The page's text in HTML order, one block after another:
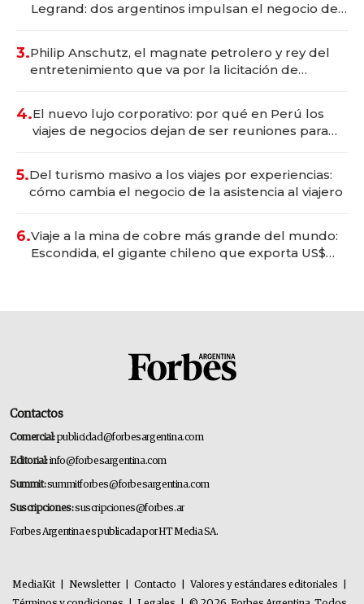
Legrand: dos argentinos impulsan el negocio del
3.Philip Anschutz, el magnate petrolero y rey del
entretenimiento que va por la licitación de
4.El nuevo lujo corporativo: por qué en Perú los
viajes de negocios dejan de ser reuniones para
5.Del turismo masivo a los viajes por experiencias:
cómo cambia el negocio de la asistencia al viajero
6.Viaje a la mina de cobre más grande del mundo:
Escondida, el gigante chileno que exporta US$
Contactos
Comercial:publicidad@forbesargentina.com
Editorial:info@forbesargentina.com
Summit:summitforbes@forbesargentina.com
Suscripciones:suscripciones@forbes.ar
Forbes Argentina es publicada por HT Media SA.
MediaKit Newsletter Contacto Valores y estándares editoriales